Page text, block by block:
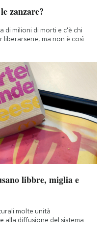
zanzare?
di milioni di morti e c'è chi
ma non è così
libbre, miglia e
molte unità
alla diffusione del sistema